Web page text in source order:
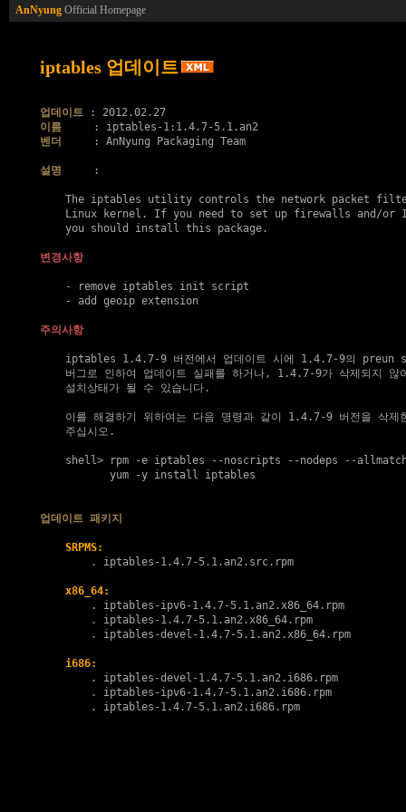
AnNyung Official Homepage
iptables 업데이트
업데이트
이름
벤더
     : AnNyung Packaging Team
설명
     :
The iptables utility controls the network packet
Linux kernel. If you need to set up firewalls and/or
    you should install this package.
변경사항
    - remove iptables init script
    - add geoip extension
주의사항
iptables 1.4.7-9 버전에서 업데이트 시에 1.4.7-9의 preun
버그로 인하여 업데이트 실패를 하거나, 1.4.7-9가 삭제되지 않
    설치상태가 될 수 있습니다.
이를 해결하기 위하여는 다음 명령과 같이 1.4.7-9 버전을 삭제
    주십시오.
shell> rpm -e iptables --noscripts --nodeps --
           yum -y install iptables
업데이트 패키지
SRPMS:
        .
iptables-1.4.7-5.1.an2.src.rpm
x86_64:
        .
iptables-ipv6-1.4.7-5.1.an2.x86_64.rpm
        .
iptables-1.4.7-5.1.an2.x86_64.rpm
        .
iptables-devel-1.4.7-5.1.an2.x86_64.rpm
i686:
        .
iptables-devel-1.4.7-5.1.an2.i686.rpm
        .
iptables-ipv6-1.4.7-5.1.an2.i686.rpm
        .
iptables-1.4.7-5.1.an2.i686.rpm